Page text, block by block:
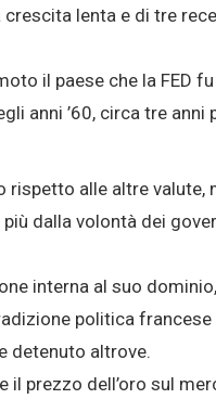
lenta e di tre
il paese che la FED
anni ’60, circa tre anni
rispetto alle altre valute,
dalla volontà dei
interna al suo
politica
detenuto altrove.
prezzo dell’oro sul